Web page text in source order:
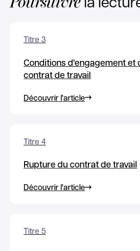
Titre 3
Conditions d'engagement et
contrat de travail
Découvrir l'article
Titre 4
Rupture du contrat de travail
Découvrir l'article
Titre 5